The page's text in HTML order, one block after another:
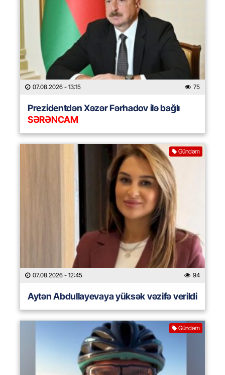
07.08.2026 - 13:15 75
Prezidentdən Xəzər Fərhadov ilə bağlı
SƏRƏNCAM
Gündəm
07.08.2026 - 12:45 94
Aytən Abdullayevaya yüksək vəzifə verildi
Gündəm